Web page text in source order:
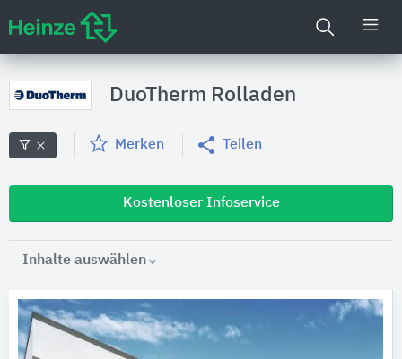
DuoTherm Rolladen
Merken Teilen
Kostenloser Infoservice
Inhalte auswählen